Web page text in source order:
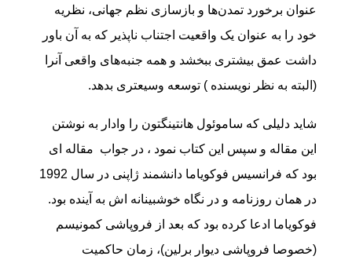
عنوان برخورد تمدن‌ها و بازسازی نظم جهانی، نظریه
خود را به عنوان یک واقعیت اجتناب ناپذیر که به آن باور
داشت عمق بیشتری ببخشد و همه جنبه‌های واقعی آنرا
(البته به نظر نویسنده ) توسعه وسیعتری بدهد.
شاید دلیلی که ساموئول هانتینگتون را وادار به نوشتن
این مقاله و سپس این کتاب نمود ، در جواب مقاله ای
بود که فرانسیس فوکویاما دانشمند ژاپنی در سال 1992
در همان روزنامه و در نگاه خوشبینانه اش به آینده بود.
فوکویاما ادعا کرده بود که بعد از فروپاشی کمونیسم
(خصوصا فروپاشی دیوار برلین)، زمان حاکمیت